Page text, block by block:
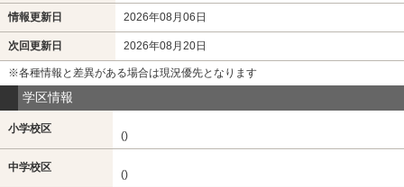
情報更新日 2026年08月06日
次回更新日 2026年08月20日
※各種情報と差異がある場合は現況優先となります
学区情報
小学校区
()
中学校区
()